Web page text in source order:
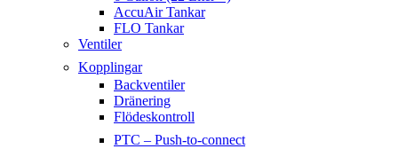
AccuAir Tankar
FLO Tankar
Ventiler
Kopplingar
Backventiler
Dränering
Flödeskontroll
PTC – Push-to-connect